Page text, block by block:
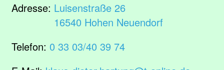
Adresse: Luisenstraße 26
16540 Hohen Neuendorf
Telefon: 0 33 03/40 39 74